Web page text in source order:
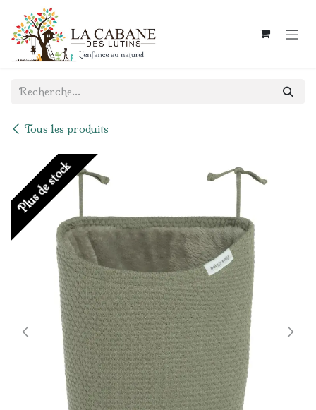
Se rendre au contenu
Tous les produits
Plus de stock